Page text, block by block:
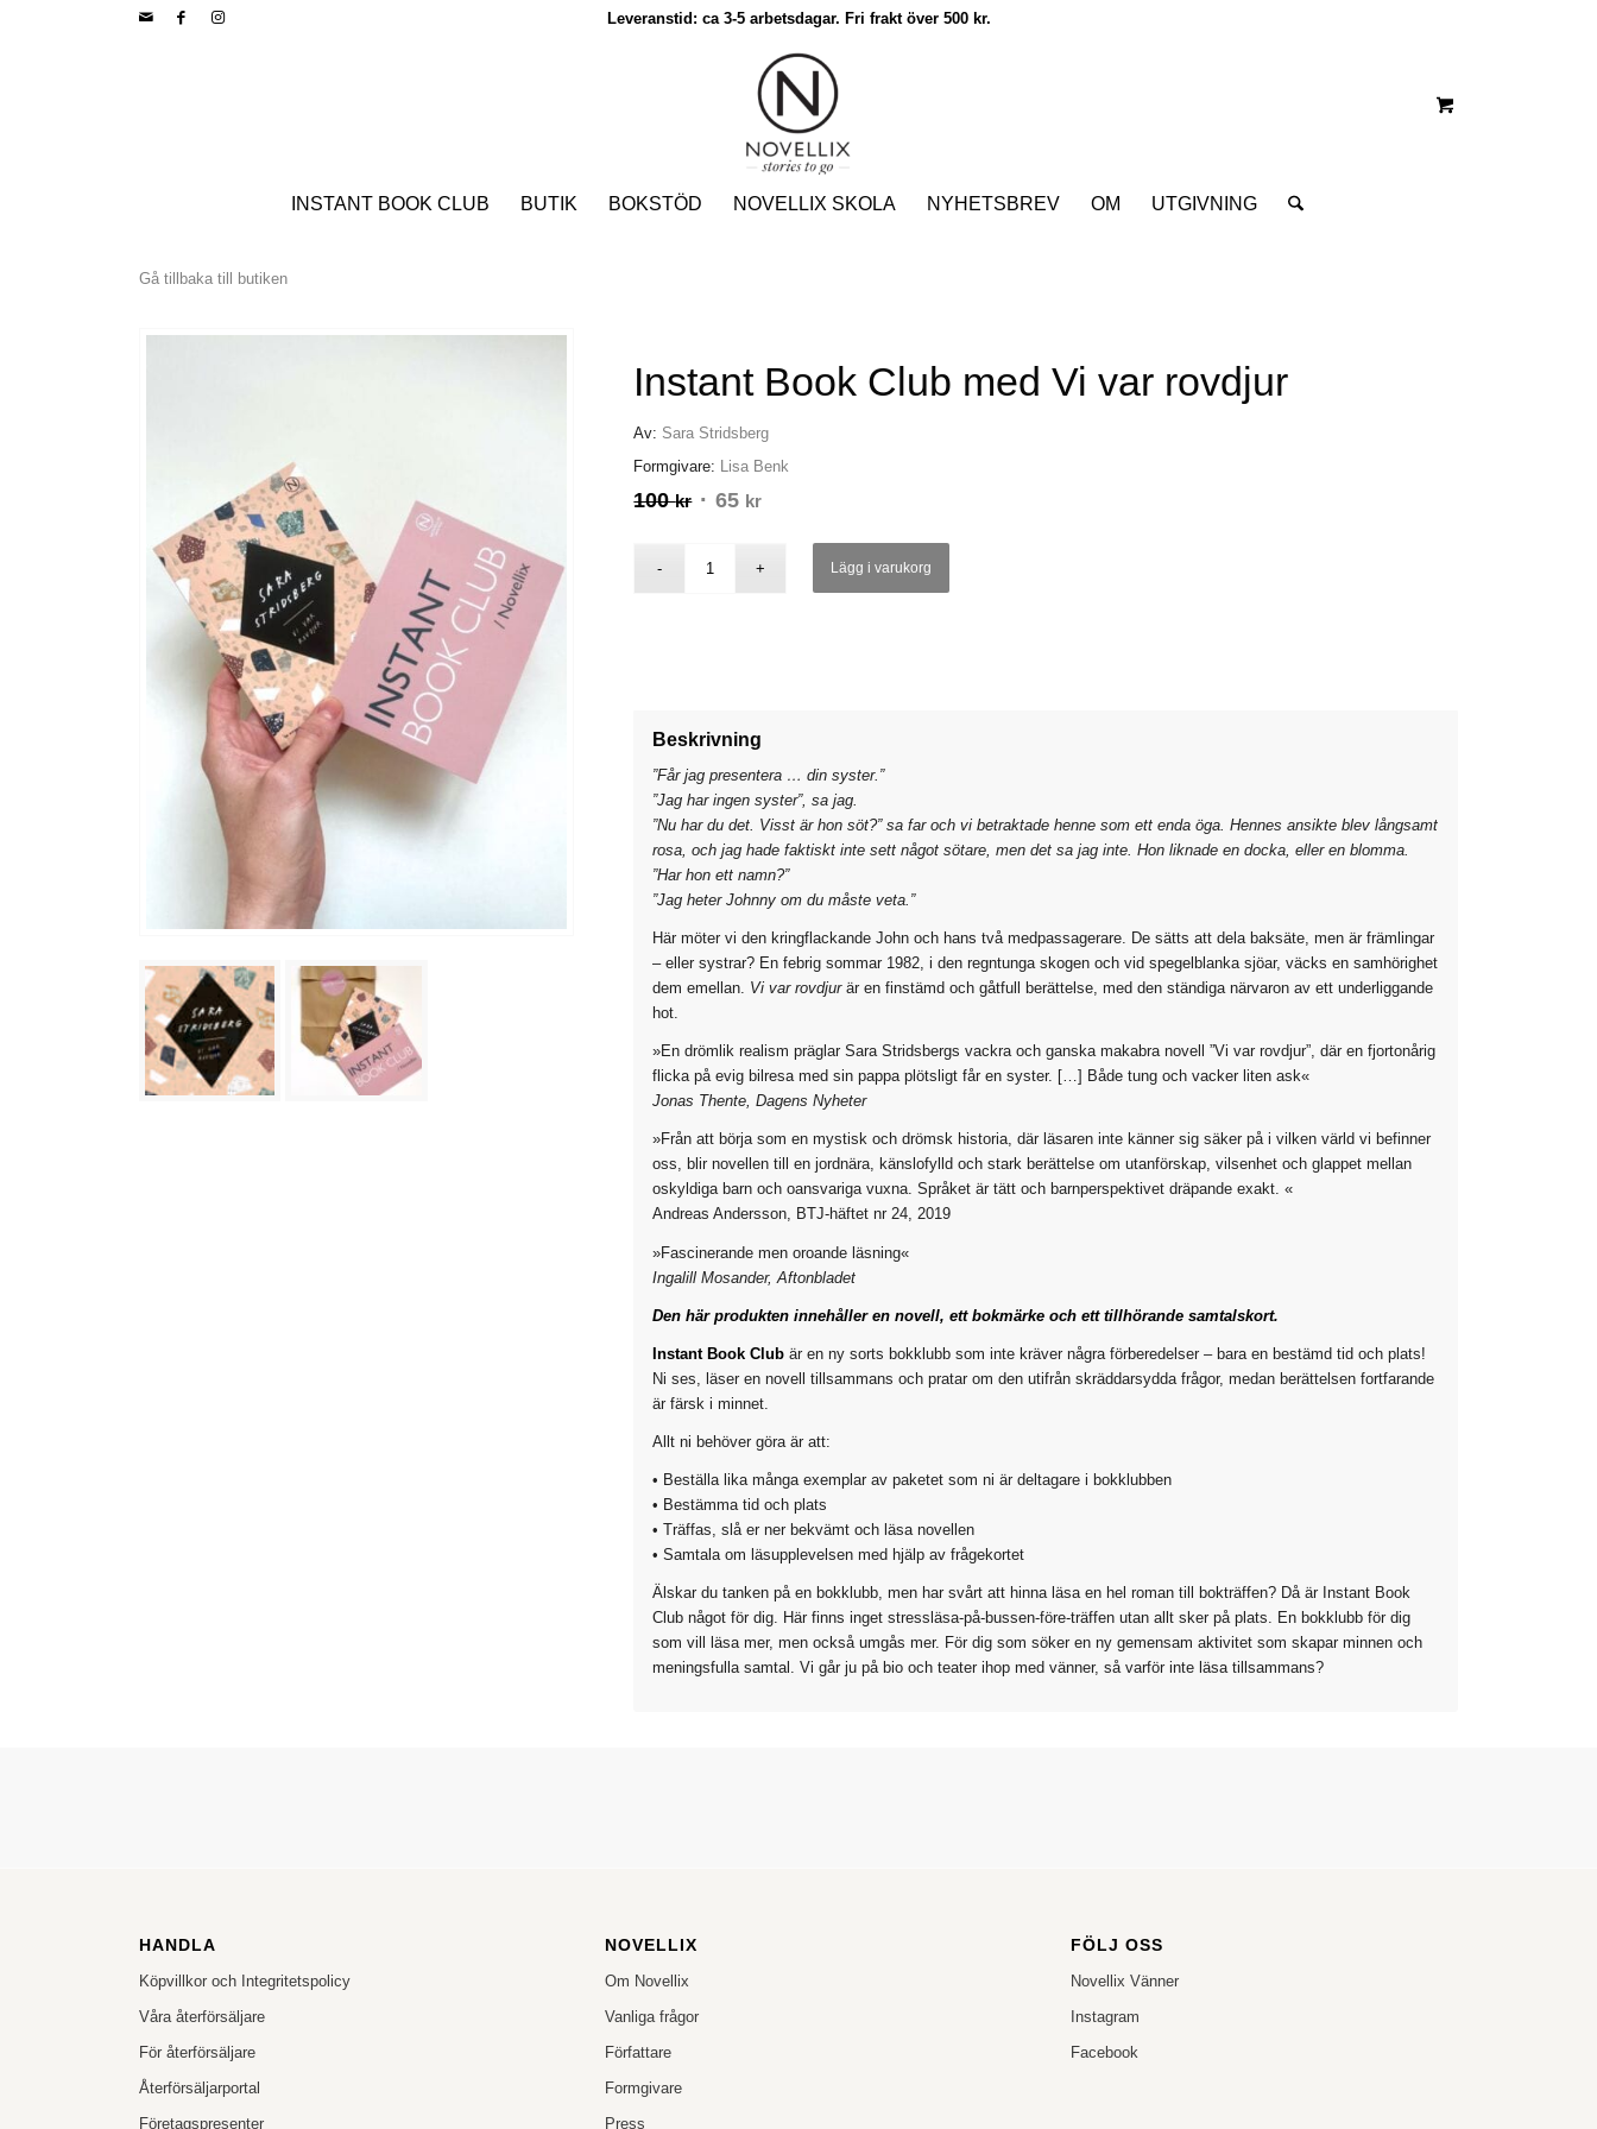
Leveranstid: ca 3-5 arbetsdagar. Fri frakt över 500 kr.
INSTANT BOOK CLUB BUTIK BOKSTÖD NOVELLIX SKOLA NYHETSBREV OM UTGIVNING
Gå tillbaka till butiken
Instant Book Club med Vi var rovdjur
Av: Sara Stridsberg
Formgivare:
Lisa Benk
100kr Det65 krDet
Lägg i varukorg
Beskrivning
”Får jag presentera … din syster.”
”Jag har ingen syster”, sa jag.
”Nu har du det. Visst är hon söt?” sa far och vi betraktade henne som ett enda öga. Hennes ansikte blev långsamt
rosa, och jag hade faktiskt inte sett något sötare, men det sa jag inte. Hon liknade en docka, eller en blomma.
”Har hon ett namn?”
”Jag heter Johnny om du måste veta.”
Här möter vi den kringflackande John och hans två medpassagerare. De sätts att dela baksäte, men är främlingar
– eller systrar? En febrig sommar 1982, i den regntunga skogen och vid spegelblanka sjöar, väcks en samhörighet
dem emellan. Vi var rovdjurär en finstämd och gåtfull berättelse, med den ständiga närvaron av ett underliggande
hot.
»En drömlik realism präglar Sara Stridsbergs vackra och ganska makabra novell ”Vi var rovdjur”, där en fjortonårig
flicka på evig bilresa med sin pappa plötsligt får en syster. […] Både tung och vacker liten ask«
Jonas Thente, Dagens Nyheter
»Från att börja som en mystisk och drömsk historia, där läsaren inte känner sig säker på i vilken värld vi befinner
oss, blir novellen till en jordnära, känslofylld och stark berättelse om utanförskap, vilsenhet och glappet mellan
oskyldiga barn och oansvariga vuxna. Språket är tätt och barnperspektivet dräpande exakt. «
Andreas Andersson, BTJ-häftet nr 24, 2019
»Fascinerande men oroande läsning«
Ingalill Mosander, Aftonbladet
Den här produkten innehåller en novell, ett bokmärke och ett tillhörande samtalskort.
Instant Book Club är en ny sorts bokklubb som inte kräver några förberedelser – bara en bestämd tid och plats!
Ni ses, läser en novell tillsammans och pratar om den utifrån skräddarsydda frågor, medan berättelsen fortfarande
är färsk i minnet.
Allt ni behöver göra är att:
• Beställa lika många exemplar av paketet som ni är deltagare i bokklubben
• Bestämma tid och plats
• Träffas, slå er ner bekvämt och läsa novellen
• Samtala om läsupplevelsen med hjälp av frågekortet
Älskar du tanken på en bokklubb, men har svårt att hinna läsa en hel roman till bokträffen? Då är Instant Book
Club något för dig. Här finns inget stressläsa-på-bussen-före-träffen utan allt sker på plats. En bokklubb för dig
som vill läsa mer, men också umgås mer. För dig som söker en ny gemensam aktivitet som skapar minnen och
meningsfulla samtal. Vi går ju på bio och teater ihop med vänner, så varför inte läsa tillsammans?
HANDLA
Köpvillkor och Integritetspolicy
Våra återförsäljare
För återförsäljare
Återförsäljarportal
Företagspresenter
NOVELLIX
Om Novellix
Vanliga frågor
Författare
Formgivare
Press
FÖLJ OSS
Novellix Vänner
Instagram
Facebook